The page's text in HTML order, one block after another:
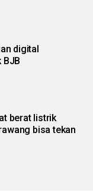
digital
BJB
berat listrik
bisa tekan